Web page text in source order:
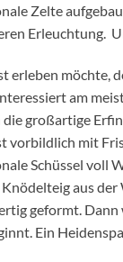
Zelte
Erleuchtung.
erleben möchte,
am
großartige
vorbildlich mit
Schüssel voll
aus der
geformt. Dann
Ein